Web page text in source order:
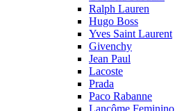
Ralph Lauren
Hugo Boss
Yves Saint Laurent
Givenchy
Jean Paul
Lacoste
Prada
Paco Rabanne
Lancôme Feminino